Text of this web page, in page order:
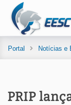
Portal Notícias e
PRIP